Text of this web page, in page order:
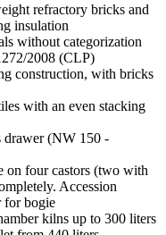
refractory bricks and
insulation
without categorization
2008 (CLP)
construction, with bricks
with an even stacking
drawer (NW 150 -
on four castors (two with
Accession
for bogie
kilns up to 300 liters